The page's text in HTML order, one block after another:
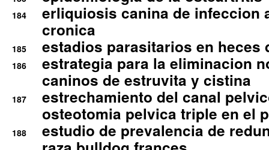
184
erliquiosis canina de infeccion
cronica
185 estadios parasitarios en heces
186
estrategia para la eliminacion
caninos de estruvita y cistina
187
estrechamiento del canal
osteotomia pelvica triple en el
188
estudio de prevalencia de